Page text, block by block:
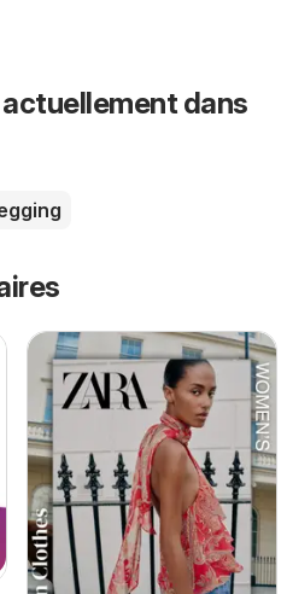
dans